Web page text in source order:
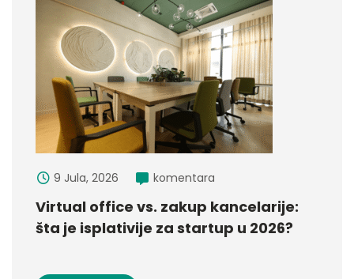
9 Jula, 2026 komentara
Virtual office vs. zakup kancelarije:
šta je isplativije za startup u 2026?